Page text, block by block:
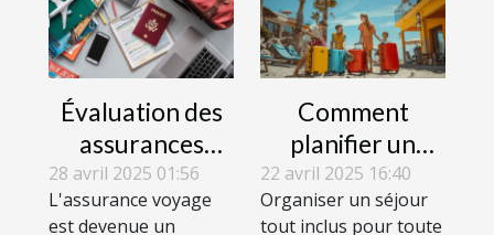
Évaluation des
assurances
voyage :
avantages et
28 avril 2025 01:56
L'assurance voyage
est devenue un
Comment
planifier un
séjour tout
inclus pour
22 avril 2025 16:40
Organiser un séjour
tout inclus pour toute